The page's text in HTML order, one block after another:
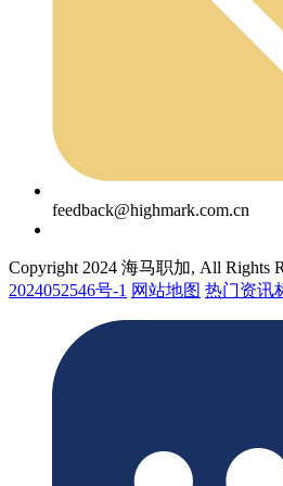
feedback@highmark.com.cn
Copyright 2024 海马职加, All Rights
2024052546号-1 网站地图 热门资讯